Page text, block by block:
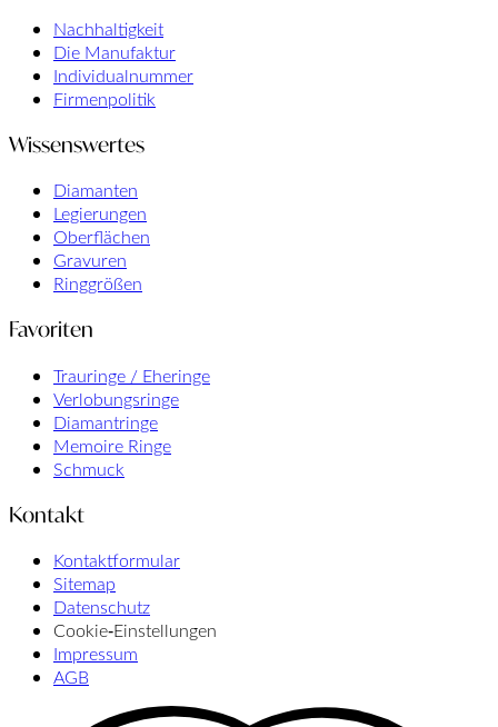
Nachhaltigkeit
Die Manufaktur
Individualnummer
Firmenpolitik
Wissenswertes
Diamanten
Legierungen
Oberflächen
Gravuren
Ringgrößen
Favoriten
Trauringe / Eheringe
Verlobungsringe
Diamantringe
Memoire Ringe
Schmuck
Kontakt
Kontaktformular
Sitemap
Datenschutz
Cookie‑Einstellungen
Impressum
AGB